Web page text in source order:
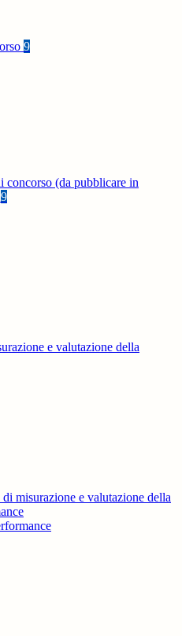
9
concorso (da pubblicare in
9
e valutazione della
di misurazione e valutazione della